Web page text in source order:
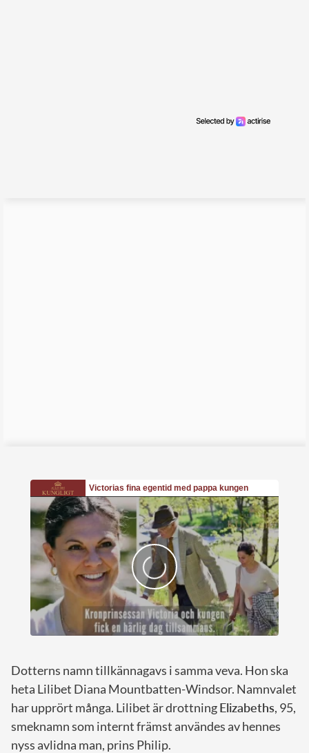
Dotterns namn tillkännagavs i samma veva. Hon ska
heta Lilibet Diana Mountbatten-Windsor. Namnvalet
har upprört många. Lilibet är drottningElizabeths, 95,
smeknamn som internt främst användes av hennes
nyss avlidna man, prins Philip.